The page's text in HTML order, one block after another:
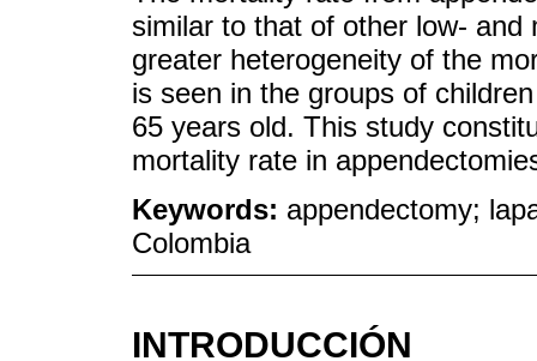
similar to that of other low- and
greater heterogeneity of the
is seen in the groups of
65 years old. This study
mortality rate in
Keywords: appendectomy;
Colombia
INTRODUCCIÓN